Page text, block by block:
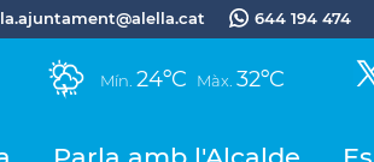
644 194 474
Mín. 24ºC Màx. 32ºC